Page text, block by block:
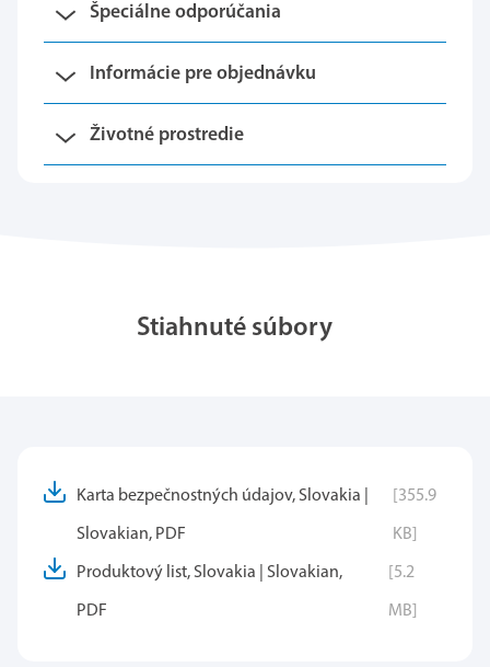
Špeciálne odporúčania
Informácie pre objednávku
Životné prostredie
Stiahnuté súbory
Karta bezpečnostných údajov, Slovakia |
Slovakian, PDF
[355.9
KB]
Produktový list, Slovakia | Slovakian,
PDF
[5.2
MB]